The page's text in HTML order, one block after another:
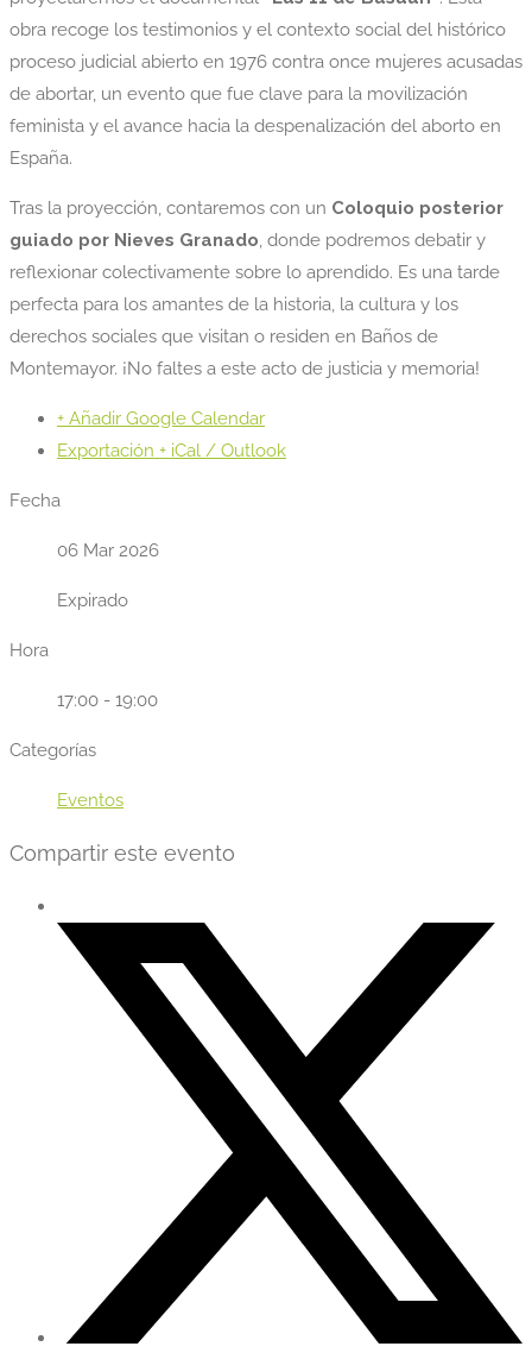
obra recoge los testimonios y el contexto social del histórico
proceso judicial abierto en 1976 contra once mujeres acusadas
de abortar, un evento que fue clave para la movilización
feminista y el avance hacia la despenalización del aborto en
España.
Tras la proyección, contaremos con un Coloquio posterior
guiado por Nieves Granado, donde podremos debatir y
reflexionar colectivamente sobre lo aprendido. Es una tarde
perfecta para los amantes de la historia, la cultura y los
derechos sociales que visitan o residen en Baños de
Montemayor. ¡No faltes a este acto de justicia y memoria!
+ Añadir Google Calendar
Exportación + iCal / Outlook
Fecha
06 Mar 2026
Expirado
Hora
17:00 - 19:00
Categorías
Eventos
Compartir este evento